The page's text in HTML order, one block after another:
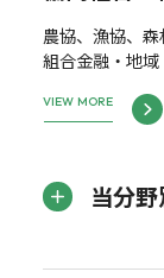
農協、漁協、
組合金融・地域
VIEW MORE
当分